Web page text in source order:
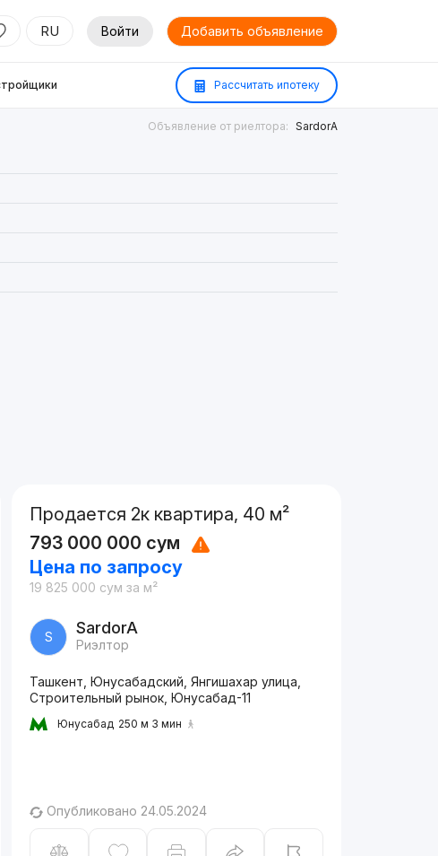
RU Войти Добавить объявление
Рассчитать ипотеку
Объявление от риелтора: SardorA
Продается 2к квартира, 40 м²
793 000 000 сум
Цена по запросу
19 825 000 сум за м²
S SardorA
Риэлтор
Ташкент, Юнусабадский, Янгишахар улица,
Строительный рынок, Юнусабад-11
Юнусабад 250 м 3 мин
Опубликовано 24.05.2024